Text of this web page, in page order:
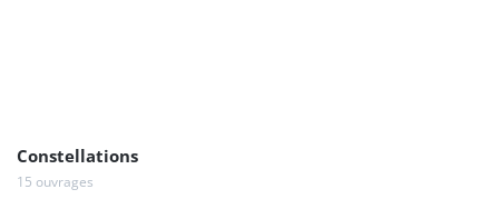
Constellations
15 ouvrages